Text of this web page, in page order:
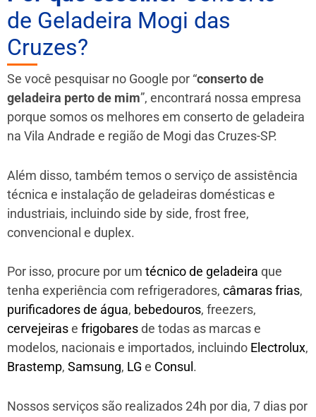
de Geladeira Mogi das
Cruzes?
Se você pesquisar no Google por “conserto de
geladeira perto de mim”, encontrará nossa empresa
porque somos os melhores em conserto de geladeira
na Vila Andrade e região de Mogi das Cruzes-SP.
Além disso, também temos o serviço de assistência
técnica e instalação de geladeiras domésticas e
industriais, incluindo side by side, frost free,
convencional e duplex.
Por isso, procure por um técnico de geladeira que
tenha experiência com refrigeradores, câmaras frias,
purificadores de água, bebedouros, freezers,
cervejeirase frigobaresde todas as marcas e
modelos, nacionais e importados, incluindo Electrolux,
Brastemp, Samsung, LG e Consul .
Nossos serviços são realizados 24h por dia, 7 dias por